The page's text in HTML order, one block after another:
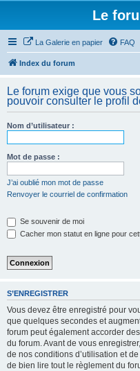
Le
La Galerie en papier FAQ
Index du forum
Le forum exige que vous
pouvoir consulter le profil
Nom d’utilisateur :
Mot de passe :
J’ai oublié mon mot de passe
Renvoyer le courriel de confirmation
Se souvenir de moi
Cacher mon statut en ligne pour
S’ENREGISTRER
Vous devez être enregistré pour
que quelques secondes et
forum peut également accorder
du forum. Avant de vous
de nos conditions d’utilisation et
de bien lire tout le règlement du